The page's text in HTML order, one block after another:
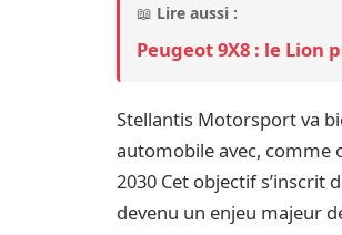
📖 Lire aussi :
Peugeot 9X8 : le Lion
Stellantis Motorsport va
automobile avec, comme
2030 Cet objectif
devenu un enjeu majeur